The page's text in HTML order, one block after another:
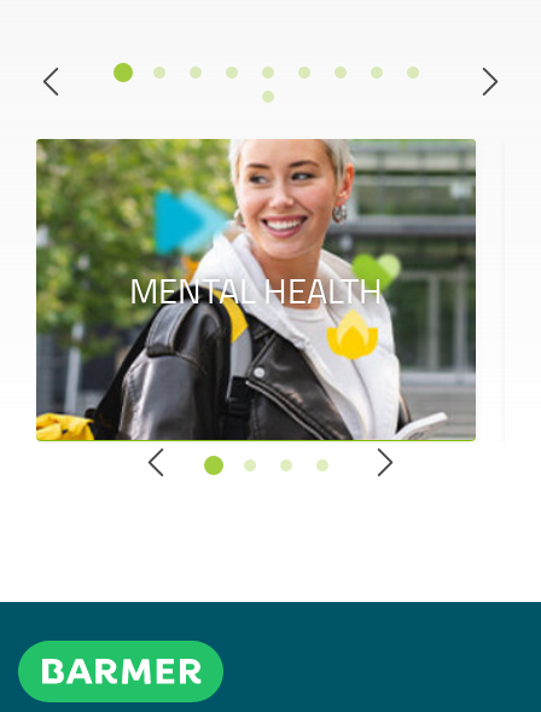
MENTAL HEALTH